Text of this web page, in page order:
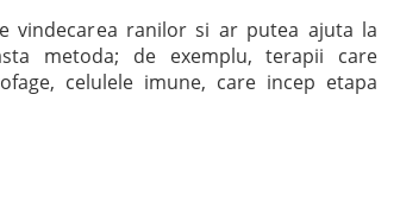
vindecarea ranilor si ar putea ajuta la
metoda; de exemplu, terapii care
celulele imune, care incep etapa